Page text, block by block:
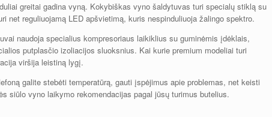
greitai gadina vyną. Kokybiškas vyno šaldytuvas turi specialų stiklą su
net reguliuojamą LED apšvietimą, kuris nespinduliuoja žalingo spektro.
naudoja specialius kompresoriaus laikiklius su guminėmis įdėklais,
putplasčio izoliacijos sluoksnius. Kai kurie premium modeliai turi
viršija leistiną lygį.
galite stebėti temperatūrą, gauti įspėjimus apie problemas, net keisti
siūlo vyno laikymo rekomendacijas pagal jūsų turimus butelius.